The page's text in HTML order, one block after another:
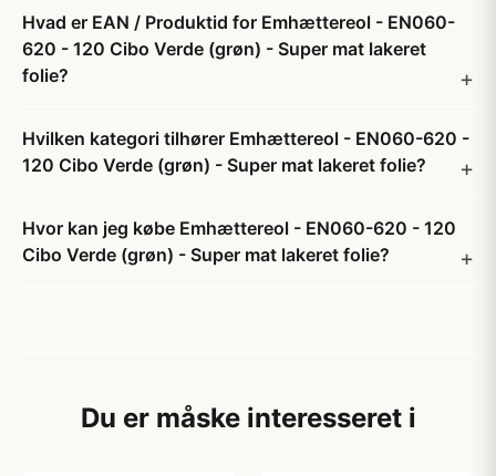
Hvad er EAN / Produktid for Emhættereol - EN060-
620 - 120 Cibo Verde (grøn) - Super mat lakeret
folie?
Hvilken kategori tilhører Emhættereol - EN060-620 -
120 Cibo Verde (grøn) - Super mat lakeret folie?
Hvor kan jeg købe Emhættereol - EN060-620 - 120
Cibo Verde (grøn) - Super mat lakeret folie?
Du er måske interesseret i